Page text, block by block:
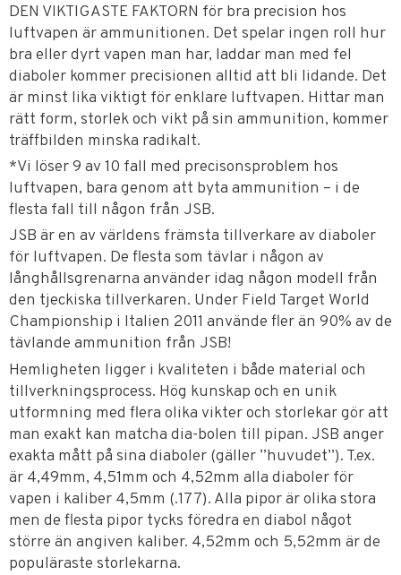
DEN VIKTIGASTE FAKTORN för bra precision hos
luftvapen är ammunitionen. Det spelar ingen roll hur
bra eller dyrt vapen man har, laddar man med fel
diaboler kommer precisionen alltid att bli lidande. Det
är minst lika viktigt för enklare luftvapen. Hittar man
rätt form, storlek och vikt på sin ammunition, kommer
träffbilden minska radikalt.
*Vi löser 9 av 10 fall med precisonsproblem hos
luftvapen, bara genom att byta ammunition – i de
flesta fall till någon från JSB.
JSB är en av världens främsta tillverkare av diaboler
för luftvapen. De flesta som tävlar i någon av
långhållsgrenarna använder idag någon modell från
den tjeckiska tillverkaren. Under Field Target World
Championship i Italien 2011 använde fler än 90% av de
tävlande ammunition från JSB!
Hemligheten ligger i kvaliteten i både material och
tillverkningsprocess. Hög kunskap och en unik
utformning med flera olika vikter och storlekar gör att
man exakt kan matcha dia-bolen till pipan. JSB anger
exakta mått på sina diaboler (gäller ”huvudet”). T.ex.
är 4,49mm, 4,51mm och 4,52mm alla diaboler för
vapen i kaliber 4,5mm (.177). Alla pipor är olika stora
men de flesta pipor tycks föredra en diabol något
större än angiven kaliber. 4,52mm och 5,52mm är de
populäraste storlekarna.